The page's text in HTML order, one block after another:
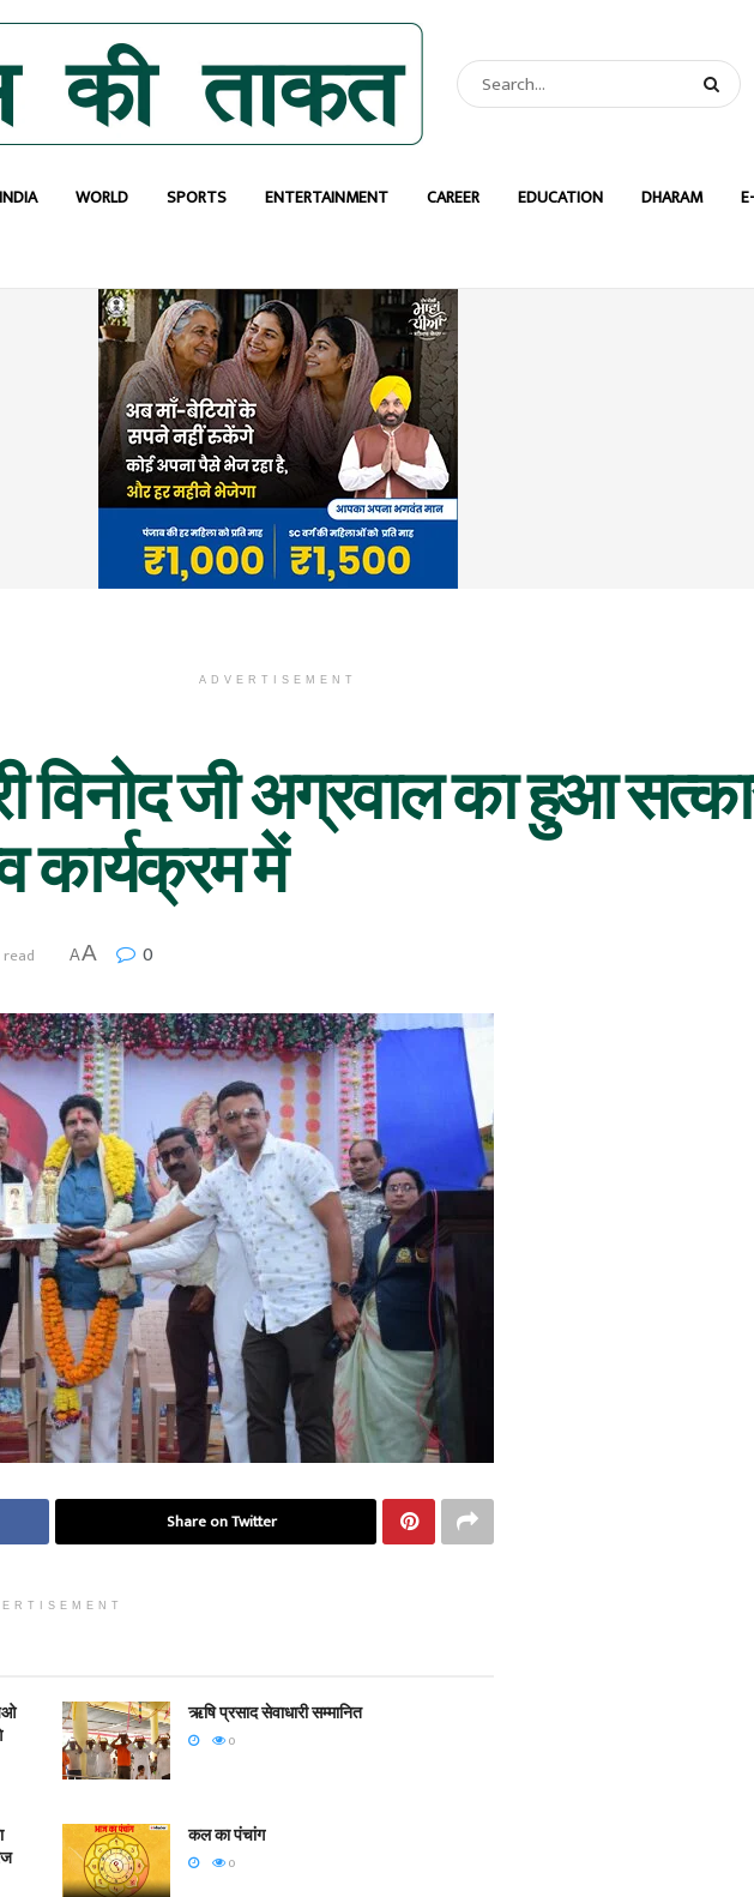
INDIA WORLD SPORTS ENTERTAINMENT CAREER EDUCATION DHARAM
ADVERTISEMENT
विनोद जी अग्रवाल का हुआ
कार्यक्रम में
read AA 0
Share on Twitter
ऋषि प्रसाद सेवाधारी सम्मानित
0
कल का पंचांग
0